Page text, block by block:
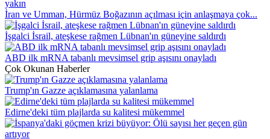
İran ve Umman, Hürmüz Boğazının açılması için anlaşmaya çok...
İşgalci İsrail, ateşkese rağmen Lübnan'ın güneyine saldırdı
ABD ilk mRNA tabanlı mevsimsel grip aşısını onayladı
Çok Okunan Haberler
Trump'ın Gazze açıklamasına yalanlama
Edirne'deki tüm plajlarda su kalitesi mükemmel